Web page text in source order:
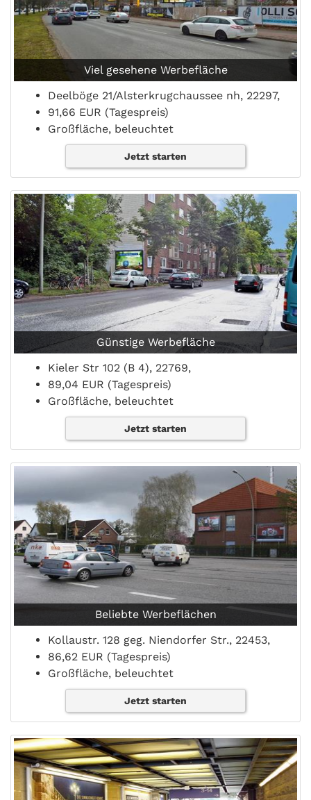
Viel gesehene Werbefläche
Deelböge 21/Alsterkrugchaussee nh, 22297,
91,66 EUR (Tagespreis)
Großfläche, beleuchtet
Jetzt starten
Günstige Werbefläche
Kieler Str 102 (B 4), 22769,
89,04 EUR (Tagespreis)
Großfläche, beleuchtet
Jetzt starten
Beliebte Werbeflächen
Kollaustr. 128 geg. Niendorfer Str., 22453,
86,62 EUR (Tagespreis)
Großfläche, beleuchtet
Jetzt starten